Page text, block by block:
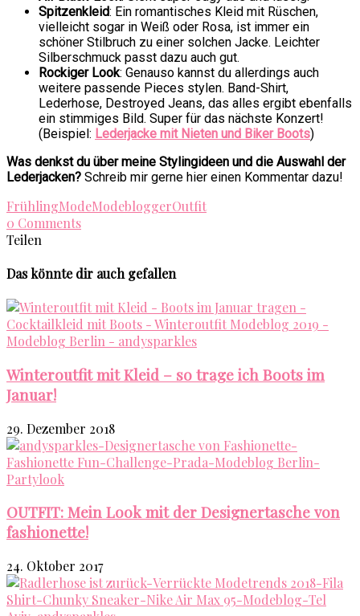
Spitzenkleid: Ein romantisches Kleid mit Rüschen,
vielleicht sogar in Weiß oder Rosa, ist immer ein
schöner Stilbruch zu einer solchen Jacke. Leichter
Silberschmuck passt dazu auch gut.
Rockiger Look: Genauso kannst du allerdings auch
weitere passende Pieces stylen. Band-Shirt,
Lederhose, Destroyed Jeans, das alles ergibt ebenfalls
ein stimmiges Bild. Super für das nächste Konzert!
(Beispiel: Lederjacke mit Nieten und Biker Boots)
Was denkst du über meine Stylingideen und die Auswahl der
Lederjacken? Schreib mir gerne hier einen Kommentar dazu!
FrühlingModeModebloggerOutfit
0 Comments
Teilen
Das könnte dir auch gefallen
Winteroutfit mit Kleid – so trage ich Boots im
Januar!
29. Dezember 2018
OUTFIT: Mein Look mit der Designertasche von
fashionette!
24. Oktober 2017